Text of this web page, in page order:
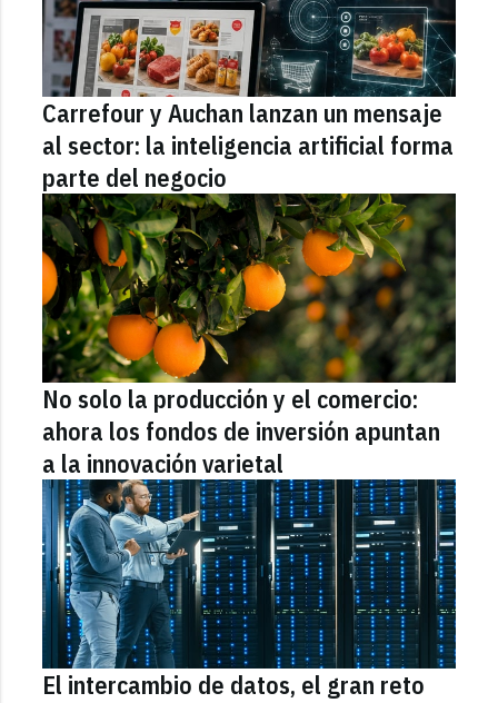
Carrefour y Auchan lanzan un mensaje
al sector: la inteligencia artificial forma
parte del negocio
No solo la producción y el comercio:
ahora los fondos de inversión apuntan
a la innovación varietal
El intercambio de datos, el gran reto